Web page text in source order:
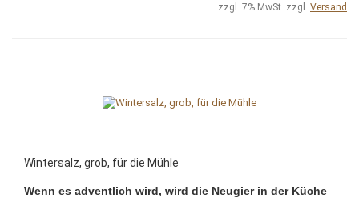
zzgl. 7% MwSt. zzgl. Versand
Wintersalz, grob, für die Mühle
Wenn es adventlich wird, wird die Neugier in der Küche